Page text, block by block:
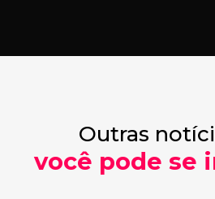
Outras
você pode se